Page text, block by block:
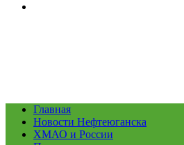
Главная
Новости Нефтеюганска
ХМАО и России